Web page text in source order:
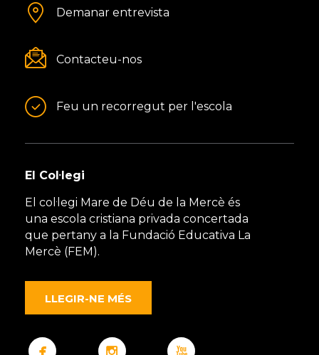
Demanar entrevista
Contacteu-nos
Feu un recorregut per l'escola
El Col·legi
El col·legi Mare de Déu de la Mercè és
una escola cristiana privada concertada
que pertany a la Fundació Educativa La
Mercè (FEM).
LLEGIR-NE MÉS